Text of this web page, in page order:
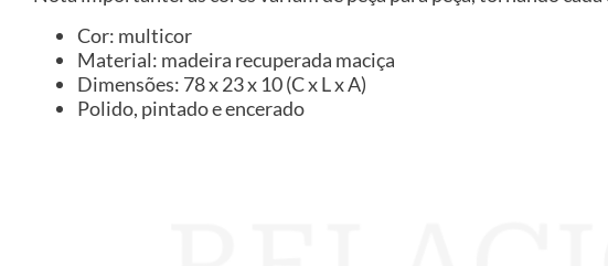
Cor: multicor
Material: madeira recuperada maciça
Dimensões: 78 x 23 x 10 (C x L x A)
Polido, pintado e encerado